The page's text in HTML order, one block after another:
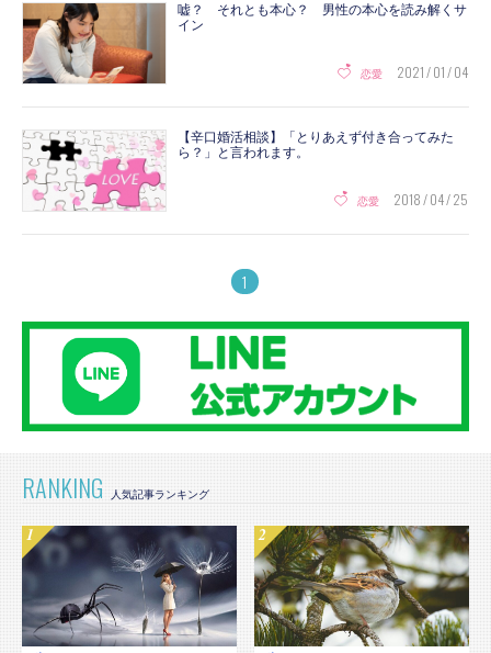
嘘？ それとも本心？ 男性の本心を読み解くサ
イン
恋愛 2021 / 01 / 04
【辛口婚活相談】「とりあえず付き合ってみた
ら？」と言われます。
恋愛 2018 / 04 / 25
1
RANKING